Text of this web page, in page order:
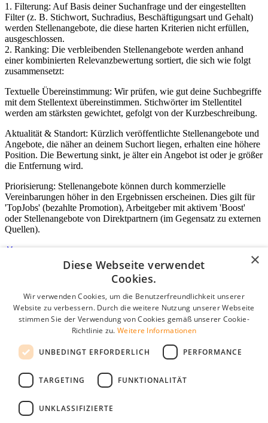
1. Filterung: Auf Basis deiner Suchanfrage und der eingestellten
Filter (z. B. Stichwort, Suchradius, Beschäftigungsart und Gehalt)
werden Stellenangebote, die diese harten Kriterien nicht erfüllen,
ausgeschlossen.
2. Ranking: Die verbleibenden Stellenangebote werden anhand
einer kombinierten Relevanzbewertung sortiert, die sich wie folgt
zusammensetzt:
Textuelle Übereinstimmung: Wir prüfen, wie gut deine Suchbegriffe
mit dem Stellentext übereinstimmen. Stichwörter im Stellentitel
werden am stärksten gewichtet, gefolgt von der Kurzbeschreibung.
Aktualität & Standort: Kürzlich veröffentlichte Stellenangebote und
Angebote, die näher an deinem Suchort liegen, erhalten eine höhere
Position. Die Bewertung sinkt, je älter ein Angebot ist oder je größer
die Entfernung wird.
Priorisierung: Stellenangebote können durch kommerzielle
Vereinbarungen höher in den Ergebnissen erscheinen. Dies gilt für
'TopJobs' (bezahlte Promotion), Arbeitgeber mit aktivem 'Boost'
oder Stellenangebote von Direktpartnern (im Gegensatz zu externen
Quellen).
Login für Unternehmen
E-Mail*
Passwort
Angemeldet bleiben
Passwort vergessen?
Kostenloses Unternehmensprofil
Wenn Sie sich registriert haben, können Sie ein Unternehmensprofil
×
Diese Webseite verwendet
Cookies.
Wir verwenden Cookies, um die Benutzerfreundlichkeit unserer
Website zu verbessern. Durch die weitere Nutzung unserer Webseite
stimmen Sie der Verwendung von Cookies gemäß unserer Cookie-
Richtlinie zu. Weitere Informationen
UNBEDINGT ERFORDERLICH PERFORMANCE
TARGETING FUNKTIONALITÄT
UNKLASSIFIZIERTE